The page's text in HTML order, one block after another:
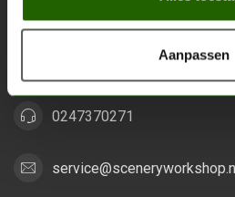
Aanpassen
Grootstalselaan 46
0247370271